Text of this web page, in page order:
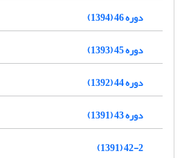
دوره 46 (1394)
دوره 45 (1393)
دوره 44 (1392)
دوره 43 (1391)
42-2 (1391)